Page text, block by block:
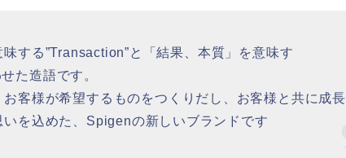
味する”Transaction”と「結果、本質」を意味す
た造語です。
客様が希望するものをつくりだし、お客様と共に成長
いを込めた、Spigenの新しいブランドです